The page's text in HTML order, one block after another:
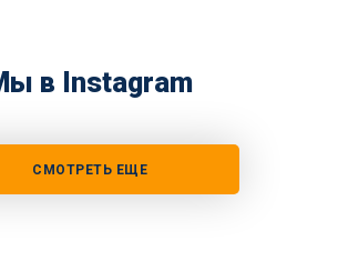
в Instagram
СМОТРЕТЬ ЕЩЕ